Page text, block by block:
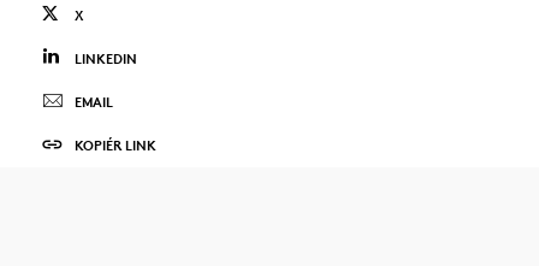
X
LINKEDIN
EMAIL
KOPIÉR LINK